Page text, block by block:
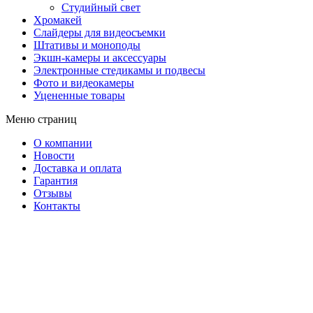
Студийный свет
Хромакей
Слайдеры для видеосъемки
Штативы и моноподы
Экшн-камеры и аксессуары
Электронные стедикамы и подвесы
Фото и видеокамеры
Уцененные товары
Меню страниц
О компании
Новости
Доставка и оплата
Гарантия
Отзывы
Контакты